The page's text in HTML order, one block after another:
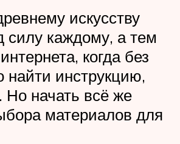
искусству
силу каждому, а тем
когда без
найти инструкцию,
Но начать всё же
материалов для